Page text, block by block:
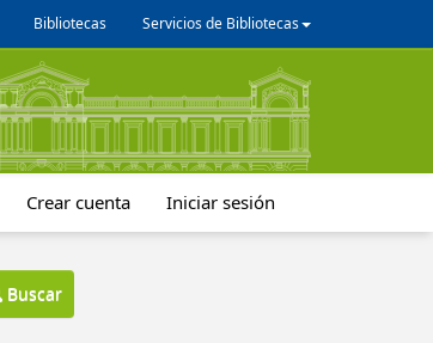
Bibliotecas Servicios de Bibliotecas
Crear cuenta Iniciar sesión
Buscar